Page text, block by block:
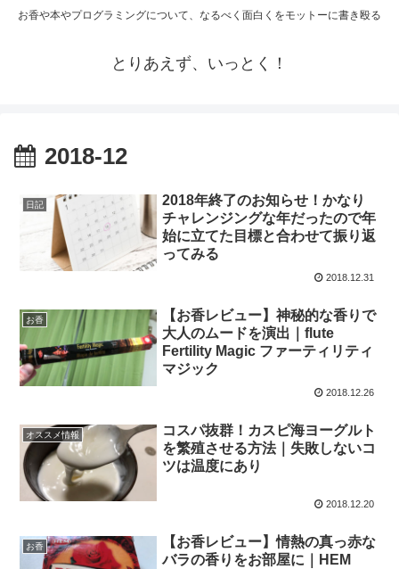
お香や本やプログラミングについて、なるべく面白くをモットーに書き殴る
とりあえず、いっとく！
2018-12
日記
2018年終了のお知らせ！かなり
チャレンジングな年だったので年
始に立てた目標と合わせて振り返
ってみる
2018.12.31
お香
【お香レビュー】神秘的な香りで
大人のムードを演出｜flute
Fertility Magic ファーティリティ
マジック
2018.12.26
オススメ情報
コスパ抜群！カスピ海ヨーグルト
を繁殖させる方法｜失敗しないコ
ツは温度にあり
2018.12.20
お香
【お香レビュー】情熱の真っ赤な
バラの香りをお部屋に｜HEM